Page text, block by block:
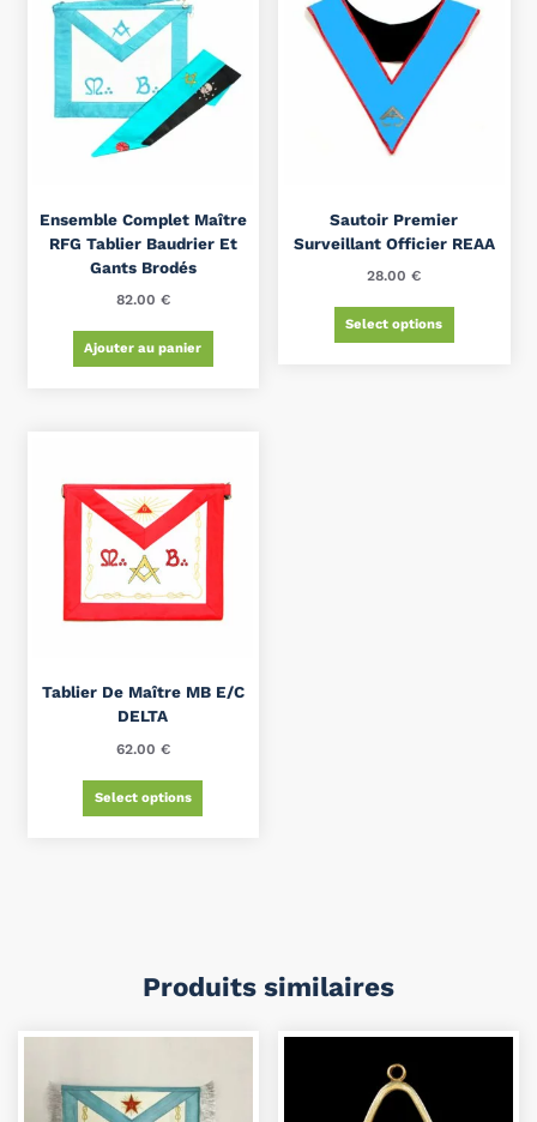
Ensemble Complet Maître
RFG Tablier Baudrier Et
Gants Brodés
82.00 €
Ajouter au panier
Sautoir Premier
Surveillant Officier REAA
28.00€
Select options
Tablier De Maître MB E/C
DELTA
62.00 €
Select options
Produits similaires